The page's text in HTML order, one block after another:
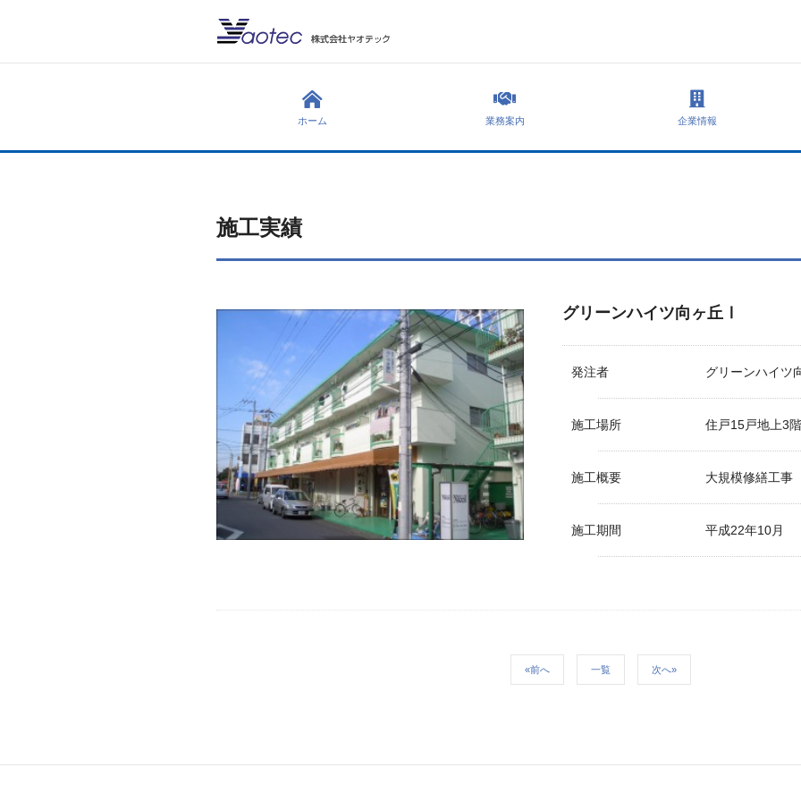
ホーム 業務案内 企業情報
施工実績
グリーンハイツ向ヶ丘Ⅰ
発注者 グリーンハイツ
施工場所 住戸15戸地上3階
施工概要 大規模修繕工事
施工期間 平成22年10月
«前へ 一覧 次へ»